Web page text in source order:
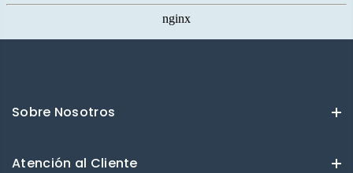
Sobre Nosotros
Atención al Cliente